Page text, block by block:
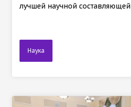
лучшей научной составляющей
Наука